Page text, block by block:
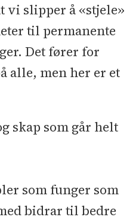
vi slipper å «stjele»
til permanente
Det fører for
alle, men her er et
skap som går helt
som funger som
bidrar til bedre